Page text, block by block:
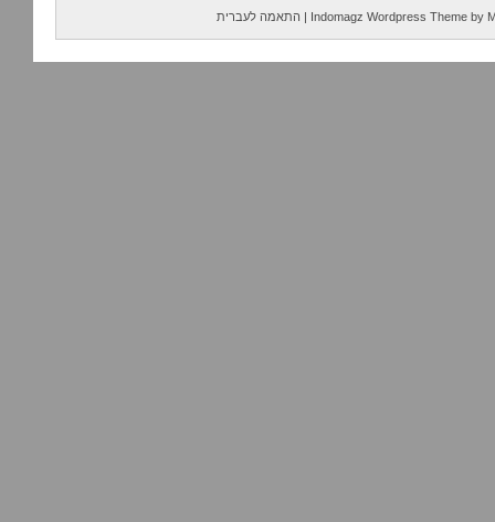
Indomagz Wordpress Theme by
| התאמה לעברית